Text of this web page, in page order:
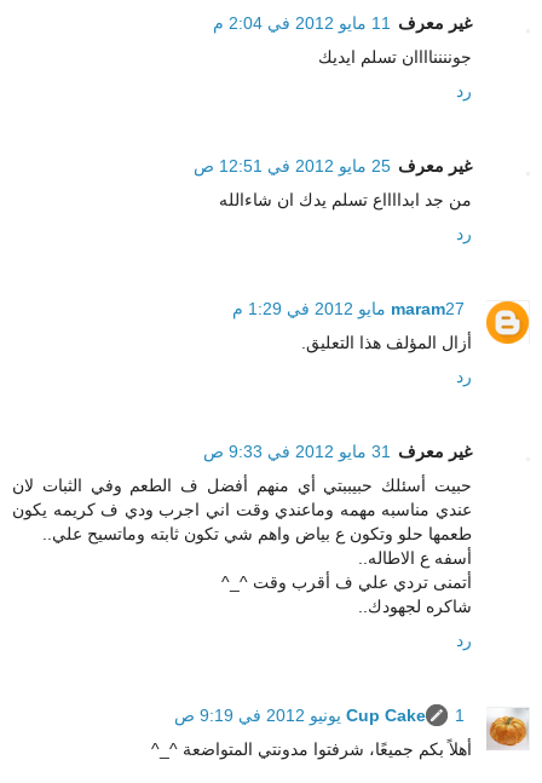
غير معرف
11 مايو 2012 في 2:04 م
جونننناااان تسلم ايديك
رد
غير معرف 25 مايو 2012 في 12:51 ص
من جد ابدااااع تسلم يدك ان شاءالله
رد
maram27 مايو 2012 في 1:29 م
أزال المؤلف هذا التعليق.
رد
غير معرف
31 مايو 2012 في 9:33 ص
حبيت أسئلك حبيببتي أي منهم أفضل ف الطعم وفي الثبات لان
عندي مناسبه مهمه وماعندي وقت اني اجرب ودي ف كريمه يكون
طعمها حلو وتكون ع بياض واهم شي تكون ثابته وماتسيح علي..
أسفه ع الاطاله..
أتمنى تردي علي ف أقرب وقت ^_^
شاكره لجهودك..
رد
Cup Cake
1 يونيو 2012 في 9:19 ص
أهلاً بكم جميعًا، شرفتوا مدونتي المتواضعة ^_^